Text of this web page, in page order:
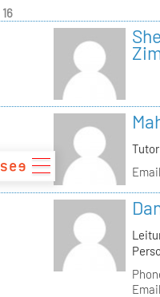
16
Email
Email